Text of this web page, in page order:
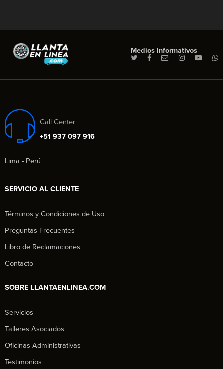
Medios Informativos
Call Center
+51 937 097 916
Lima - Perú
SERVICIO AL CLIENTE
Términos y Condiciones de Uso
Preguntas Frecuentes
Libro de Reclamaciones
Contacto
SOBRE LLANTAENLINEA.COM
Servicios
Talleres Asociados
Oficinas Administrativas
Testimonios